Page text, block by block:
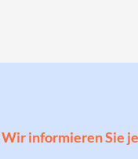
Wir informieren Sie